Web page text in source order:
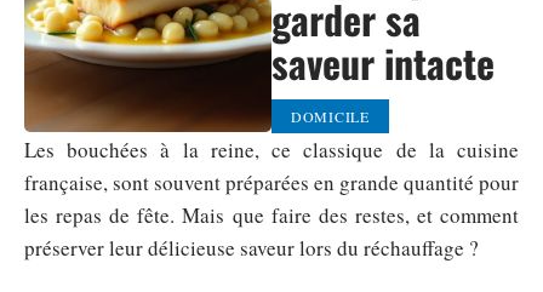
garder sa
saveur intacte
DOMICILE
Les bouchées à la reine, ce classique de la cuisine
française, sont souvent préparées en grande quantité pour
les repas de fête. Mais que faire des restes, et comment
préserver leur délicieuse saveur lors du réchauffage ?